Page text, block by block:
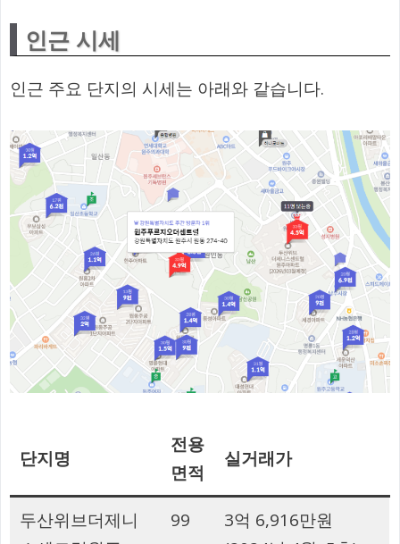
인근 시세
인근 주요 단지의 시세는 아래와 같습니다.
단지명
전용
면적
실거래가
두산위브더제니
99
3억 6,916만원